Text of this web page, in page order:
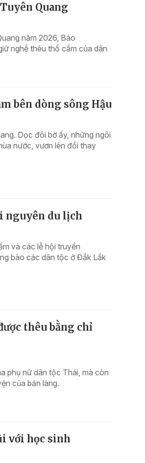
Quang
năm 2026, Báo
nghề thêu thổ cẩm của dân
bên dòng sông Hậu
Dọc đôi bờ ấy, những ngôi
nước, vươn lên đổi thay
nguyên du lịch
và các lễ hội truyền
bào các dân tộc ở Đắk Lắk
thêu bằng chỉ
phụ nữ dân tộc Thái, mà còn
của bản làng.
với học sinh